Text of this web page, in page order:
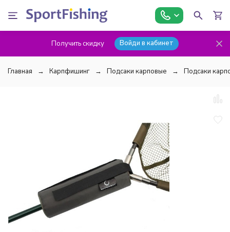
Получить скидку Войди в кабинет
Главная Карпфишинг Подсаки карповые Подсаки